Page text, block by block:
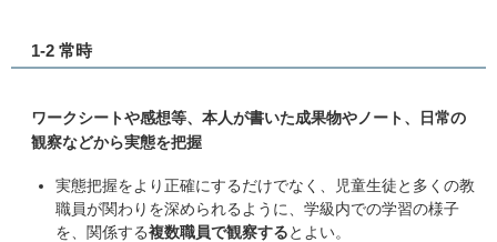
1-2 常時
ワークシートや感想等、本人が書いた成果物やノート、日常の
観察などから実態を把握
実態把握をより正確にするだけでなく、児童生徒と多くの教
職員が関わりを深められるように、学級内での学習の様子
を、関係する複数職員で観察するとよい。